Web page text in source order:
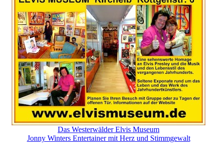
Das Westerwälder Elvis Museum
Jonny Winters Entertainer mit Herz und Stimmgewalt